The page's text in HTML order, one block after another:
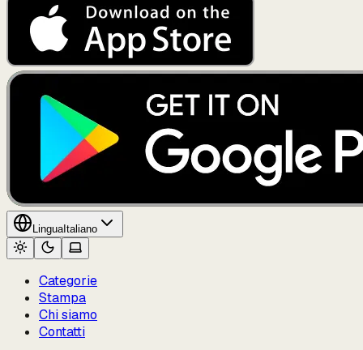
Lingua Italiano
Categorie
Stampa
Chi siamo
Contatti